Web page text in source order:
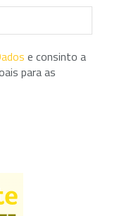
e consinto a
para as